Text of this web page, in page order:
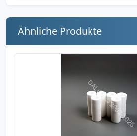
Ähnliche Produkte